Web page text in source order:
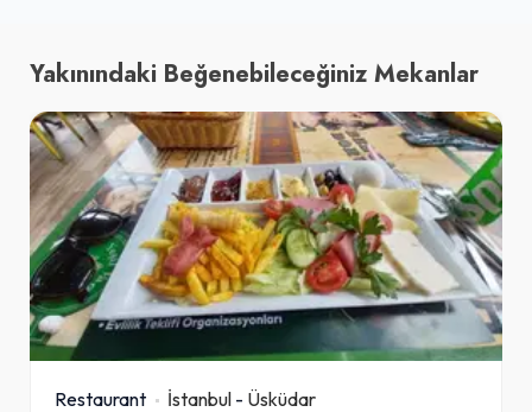
Yakınındaki Beğenebileceğiniz Mekanlar
Restaurant İstanbul - Üsküdar